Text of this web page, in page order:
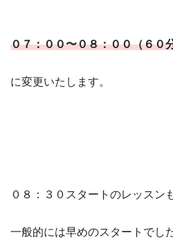
０７：００〜０８：００（６０
に変更いたします。
０８：３０スタートのレッスン
一般的には早めのスタートでし